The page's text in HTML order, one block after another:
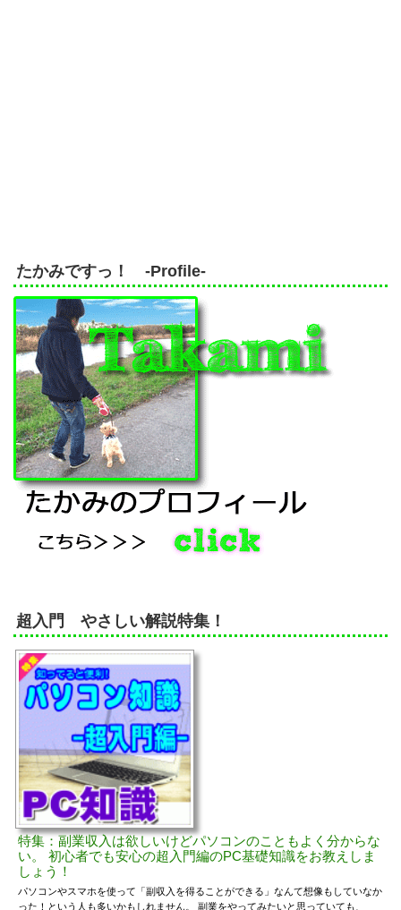
たかみですっ！ -Profile-
超入門 やさしい解説特集！
特集：副業収入は欲しいけどパソコンのこともよく分からな
い。 初心者でも安心の超入門編のPC基礎知識をお教えしま
しょう！
パソコンやスマホを使って「副収入を得ることができる」なんて想像もしていなか
った！という人も多いかもしれません。 副業をやってみたいと思っていても、